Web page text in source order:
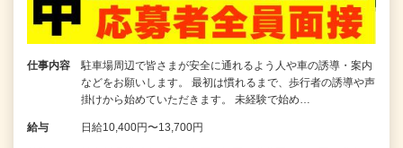
仕事内容
駐車場周辺で皆さまが安全に通れるよう人や車の誘導・案内
などをお願いします。 最初は慣れるまで、歩行者の誘導や声
掛けから始めていただきます。 未経験で始め…
給与 日給10,400円〜13,700円